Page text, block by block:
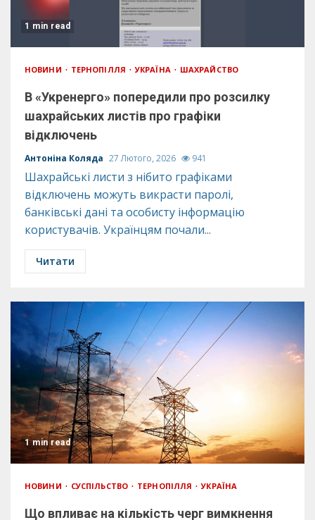
1 min read
НОВИНИ ТЕРНОПІЛЛЯ УКРАЇНА ШАХРАЙСТВО
В «Укренерго» попередили про розсилку
шахрайських листів про графіки
відключень
Антоніна Коляда 27 Лютого, 2026 941
Шахрайські листи з нібито графіками
відключень можуть викрасти паролі,
банківські дані та особисту інформацію
користувачів. Українцям почали...
Читати
1 min read
НОВИНИ СУСПІЛЬСТВО ТЕРНОПІЛЛЯ УКРАЇНА
Що впливає на кількість черг вимкнення